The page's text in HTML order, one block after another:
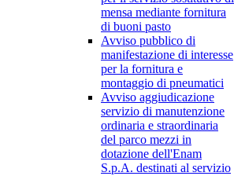
mensa mediante fornitura
di buoni pasto
Avviso pubblico di
manifestazione di interesse
per la fornitura e
montaggio di pneumatici
Avviso aggiudicazione
servizio di manutenzione
ordinaria e straordinaria
del parco mezzi in
dotazione dell'Enam
S.p.A. destinati al servizio